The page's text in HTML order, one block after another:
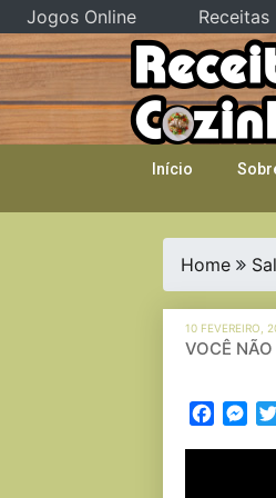
Skip
to
content
Início
Home
10 FEVEREIRO,
VOCÊ
Jogos Online Receitas